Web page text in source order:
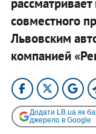
совместного
Львовским
компанией
Додати LB.ua як
джерело в Google